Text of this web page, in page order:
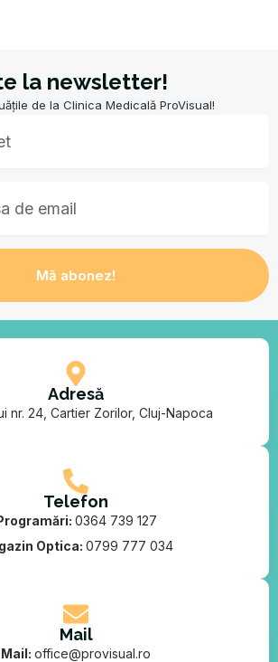
la newsletter!
de la Clinica Medicală ProVisual!
Mă abonez!
Adresă
nr. 24, Cartier Zorilor, Cluj-Napoca
Telefon
0364 739 127
Optica: 0799 777 034
Mail
Mail: office@provisual.ro